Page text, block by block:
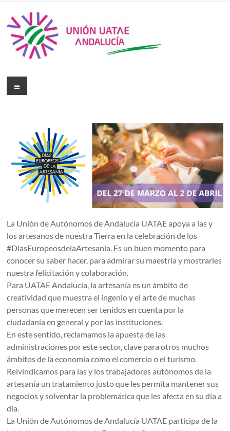
La Unión de Autónomos de Andalucía UATAE apoya a las y
los artesanos de nuestra Tierra en la celebración de los
#DiasEuropeosdelaArtesania. Es un buen momento para
conocer su saber hacer, para admirar su maestría y mostrarles
nuestra felicitación y colaboración.
Para UATAE Andalucía, la artesanía es un ámbito de
creatividad que muestra el ingenio y el arte de muchas
personas que merecen ser tenidos en cuenta por la
ciudadanía en general y por las instituciones.
En este sentido, reclamamos la apuesta de las
administraciones por este sector, clave para otros muchos
ámbitos de la economía como el comercio o el turismo.
Reivindicamos para las y los trabajadores autónomos de la
artesanía un tratamiento justo que les permita mantener sus
negocios y solventar la problemática que les afecta en su día a
día.
La Unión de Autónomos de Andalucía UATAE participa de la